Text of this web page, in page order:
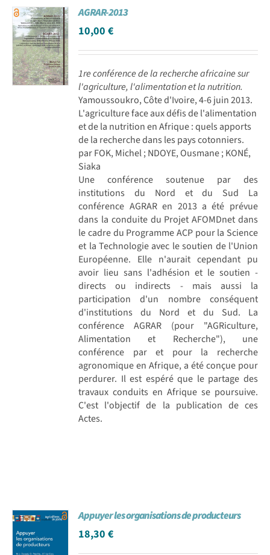
Achat en ligne
Panier WooCommerce
AGRAR-2013
10,00€
1re conférence de la recherche africaine sur
l'agriculture, l'alimentation et la nutrition.
Yamoussoukro, Côte d'Ivoire, 4-6 juin 2013.
L'agriculture face aux défis de l'alimentation
et de la nutrition en Afrique : quels apports
de la recherche dans les pays cotonniers.
par FOK, Michel ; NDOYE, Ousmane ; KONÉ,
Siaka
Une conférence soutenue par des
institutions du Nord et du Sud La
conférence AGRAR en 2013 a été prévue
dans la conduite du Projet AFOMDnet dans
le cadre du Programme ACP pour la Science
et la Technologie avec le soutien de l'Union
Européenne. Elle n'aurait cependant pu
avoir lieu sans l'adhésion et le soutien -
directs ou indirects - mais aussi la
participation d'un nombre conséquent
d'institutions du Nord et du Sud. La
conférence AGRAR (pour "AGRiculture,
Alimentation et Recherche"), une
conférence par et pour la recherche
agronomique en Afrique, a été conçue pour
perdurer. Il est espéré que le partage des
travaux conduits en Afrique se poursuive.
C'est l'objectif de la publication de ces
Actes.
Appuyer les organisations de producteurs
18,30€